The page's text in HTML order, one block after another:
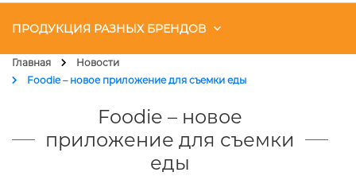
ПРОДУКЦИЯ РАЗНЫХ БРЕНДОВ
Чехлы
Главная
Новости
Foodie – новое приложение для съемки еды
Foodie – новое
приложение для съемки
еды